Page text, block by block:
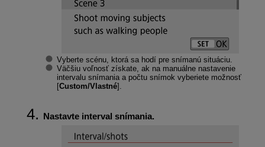
Vyberte scénu, ktorá sa hodí pre snímanú situáciu.
Väčšiu voľnosť získate, ak na manuálne nastavenie
intervalu snímania a počtu snímok vyberiete možnosť
[Custom/Vlastné].
Nastavte interval snímania.